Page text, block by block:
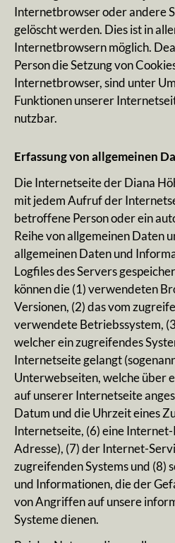
Internetbrowser oder andere
gelöscht werden. Dies ist in
Internetbrowsern möglich.
Person die Setzung von
Internetbrowser, sind unter
Funktionen unserer
nutzbar.
Erfassung von allgemeinen
Die Internetseite der Diana
mit jedem Aufruf der
betroffene Person oder ein
Reihe von allgemeinen Daten
allgemeinen Daten und
Logfiles des Servers
können die (1) verwendeten
Versionen, (2) das vom
verwendete Betriebssystem,
welcher ein zugreifendes
Internetseite gelangt
Unterwebseiten, welche über
auf unserer Internetseite
Datum und die Uhrzeit eines
Internetseite, (6) eine
Adresse), (7) der Internet-
zugreifenden Systems und (8)
und Informationen, die der
von Angriffen auf unsere
Systeme dienen.